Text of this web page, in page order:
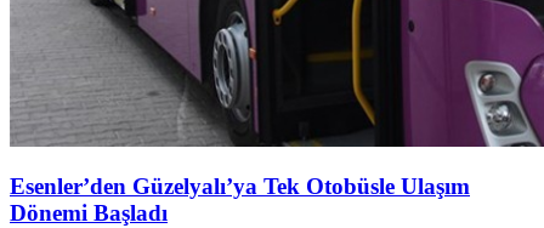
Esenler’den Güzelyalı’ya Tek Otobüsle Ulaşım
Dönemi Başladı